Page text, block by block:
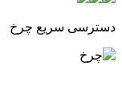
دسترسی سریع چرخ